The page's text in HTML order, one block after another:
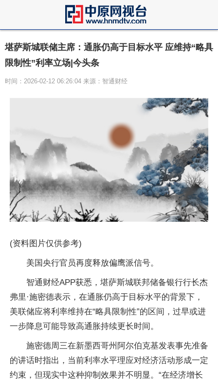
堪萨斯城联储主席：通胀仍高于目标水平 应维持“略具
限制性”利率立场|今头条
时间：2026-02-12 06:26:04 来源：智通财经
(资料图片仅供参考)
美国央行官员再度释放偏鹰派信号。
智通财经APP获悉，堪萨斯城联邦储备银行行长杰
弗里·施密德表示，在通胀仍高于目标水平的背景下，
美联储应将利率维持在“略具限制性”的区间，过早或进
一步降息可能导致高通胀持续更长时间。
施密德周三在新墨西哥州阿尔伯克基发表事先准备
的讲话时指出，当前利率水平理应对经济活动形成一定
约束，但现实中这种抑制效果并不明显。“在经济增长